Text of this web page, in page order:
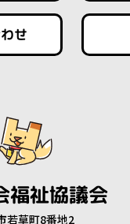
せ
福祉協議会
若草町8番地2